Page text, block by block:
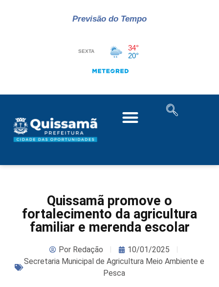
Previsão do Tempo
Quissamã promove o
fortalecimento da agricultura
familiar e merenda escolar
PorRedação
10/01/2025
Secretaria Municipal de Agricultura Meio Ambiente e
Pesca